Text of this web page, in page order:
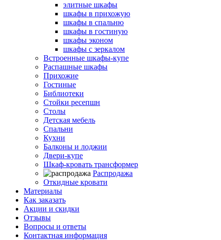
элитные шкафы
шкафы в прихожую
шкафы в спальню
шкафы в гостиную
шкафы эконом
шкафы с зеркалом
Встроенные шкафы-купе
Распашные шкафы
Прихожие
Гостиные
Библиотеки
Стойки ресепшн
Столы
Детская мебель
Спальни
Кухни
Балконы и лоджии
Двери-купе
Шкаф-кровать трансформер
Распродажа
Откидные кровати
Материалы
Как заказать
Акции и скидки
Отзывы
Вопросы и ответы
Контактная информация